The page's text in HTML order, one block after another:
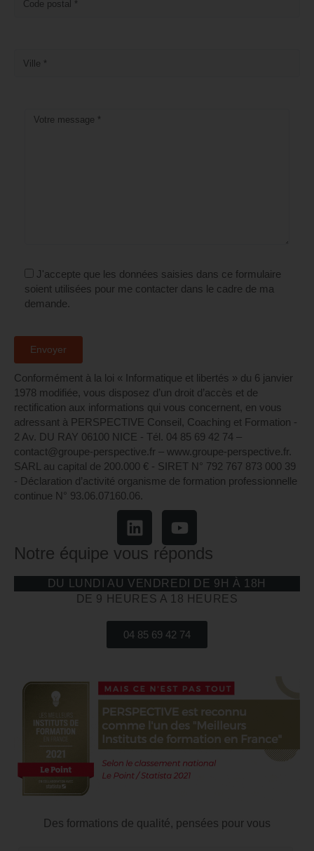
J'accepte que les données saisies dans ce formulaire
soient utilisées pour me contacter dans le cadre de ma
demande.
Conformément à la loi « Informatique et libertés » du 6 janvier
1978 modifiée, vous disposez d’un droit d’accès et de
rectification aux informations qui vous concernent, en vous
adressant à PERSPECTIVE Conseil, Coaching et Formation -
2 Av. DU RAY 06100 NICE - Tél. 04 85 69 42 74⁩ –
contact@groupe-perspective.fr – www.groupe-perspective.fr.
SARL au capital de 200.000 € - SIRET N° 792 767 873 000 39
- Déclaration d’activité organisme de formation professionnelle
continue N° 93.06.07160.06.
Notre équipe vous réponds
DU LUNDI AU VENDREDI DE 9H À 18H
DE 9 HEURES A 18 HEURES
04 85 69 42 74
Des formations de qualité, pensées pour vous